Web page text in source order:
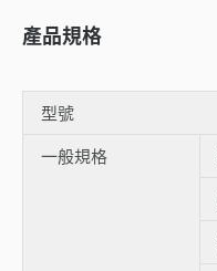
產品規格
型號
一般規格